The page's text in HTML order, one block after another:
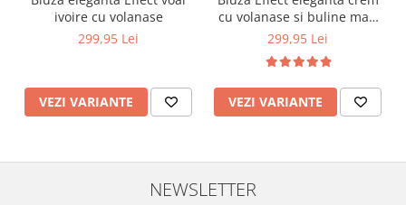
ivoire cu volanase
299,95 Lei
VEZI VARIANTE
cu volanase si buline mari
satinate
299,95 Lei
VEZI VARIANTE
NEWSLETTER